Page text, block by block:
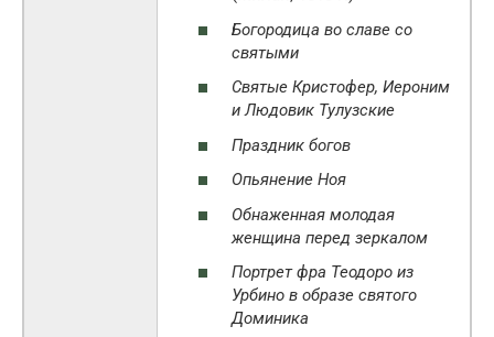
Богородица во славе со
святыми
Святые Кристофер, Иероним
и Людовик Тулузские
Праздник богов
Опьянение Ноя
Обнаженная молодая
женщина перед зеркалом
Портрет фра Теодоро из
Урбино в образе святого
Доминика